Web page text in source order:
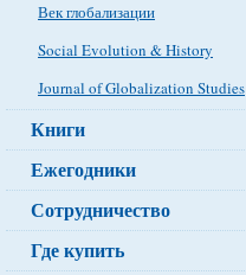
Век глобализации
Social Evolution & History
Journal of Globalization Studies
Книги
Ежегодники
Сотрудничество
Где купить